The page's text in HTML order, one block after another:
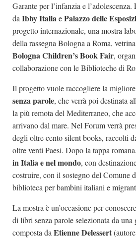
Salone di Torino
Marketing
Garante per l’infanzia e l’adolescenza.
da Ibby ItaliaePalazzo delle
progetto internazionale, una mostra
della rassegna Bologna a Roma,
Bologna Children’s Book Fair,
collaborazione con le Biblioteche di
Il progetto vuole raccogliere la
senza parole, che verrà poi destinata
la più remota del Mediterraneo, che
arrivano dal mare. Nel Forum verrà
degli oltre cento silent books, raccolti
oltre venti Paesi. Dopo la tappa romana,
in Italia e nel mondo, con
costruire, con il sostegno del Comune
biblioteca per bambini italiani e
La mostra è un’occasione per
di libri senza parole selezionata da
composta da Etienne Delessert